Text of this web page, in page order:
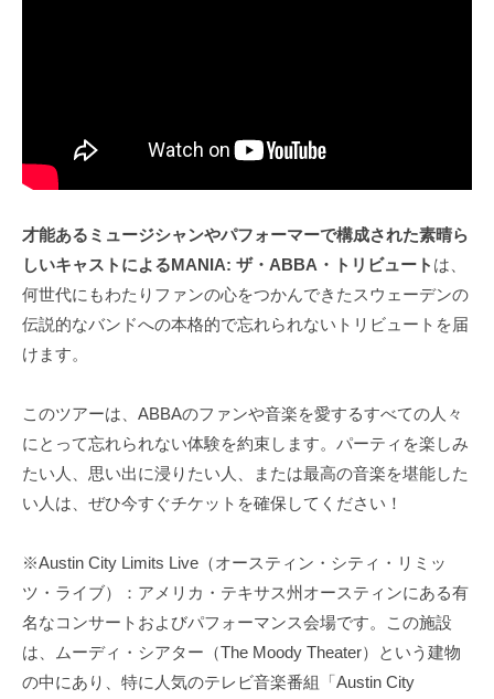
才能あるミュージシャンやパフォーマーで構成された素晴ら
しいキャストによるMANIA: ザ・ABBA・トリビュート は、
何世代にもわたりファンの心をつかんできたスウェーデンの
伝説的なバンドへの本格的で忘れられないトリビュートを届
けます。
このツアーは、ABBAのファンや音楽を愛するすべての人々
にとって忘れられない体験を約束します。パーティを楽しみ
たい人、思い出に浸りたい人、または最高の音楽を堪能した
い人は、ぜひ今すぐチケットを確保してください！
※Austin City Limits Live（オースティン・シティ・リミッ
ツ・ライブ）：アメリカ・テキサス州オースティンにある有
名なコンサートおよびパフォーマンス会場です。この施設
は、ムーディ・シアター（The Moody Theater）という建物
の中にあり、特に人気のテレビ音楽番組「Austin City